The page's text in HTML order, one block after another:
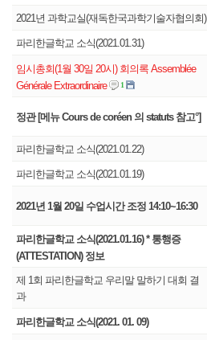
2021년 과학교실(재독한국과학기술자협의회)
파리한글학교 소식(2021.01.31)
임시총회(1월 30일 20시) 회의록 Assemblée
Générale Extraordinaire
1
정관 [메뉴 Cours de coréen 의 statuts 참고°]
파리한글학교 소식(2021.01.22)
파리한글학교 소식(2021.01.19)
2021년 1월 20일 수업시간 조정 14:10~16:30
파리한글학교 소식(2021.01.16) * 통행증
(ATTESTATION) 정보
제 1회 파리한글학교 우리말 말하기 대회 결
과
파리한글학교 소식(2021. 01. 09)